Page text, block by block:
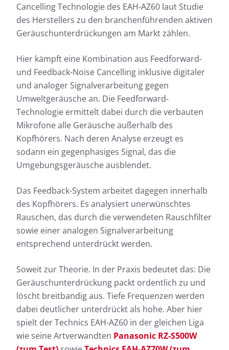
Cancelling Technologie des EAH-AZ60 laut Studie
des Herstellers zu den branchenführenden aktiven
Geräuschunterdrückungen am Markt zählen.
Hier kämpft eine Kombination aus Feedforward-
und Feedback-Noise Cancelling inklusive digitaler
und analoger Signalverarbeitung gegen
Umweltgeräusche an. Die Feedforward-
Technologie ermittelt dabei durch die verbauten
Mikrofone alle Geräusche außerhalb des
Kopfhörers. Nach deren Analyse erzeugt es
sodann ein gegenphasiges Signal, das die
Umgebungsgeräusche ausblendet.
Das Feedback-System arbeitet dagegen innerhalb
des Kopfhörers. Es analysiert unerwünschtes
Rauschen, das durch die verwendeten Rauschfilter
sowie einer analogen Signalverarbeitung
entsprechend unterdrückt werden.
Soweit zur Theorie. In der Praxis bedeutet das: Die
Geräuschunterdrückung packt ordentlich zu und
löscht breitbandig aus. Tiefe Frequenzen werden
dabei deutlicher unterdrückt als hohe. Aber hier
spielt der Technics EAH-AZ60 in der gleichen Liga
wie seine Artverwandten Panasonic RZ-S500W